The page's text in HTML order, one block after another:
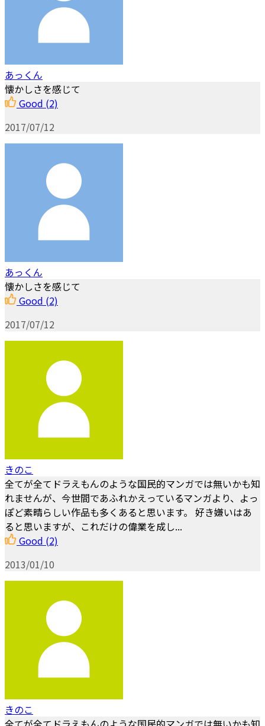
あっくん
懐かしさを感じて
Good (2)
2017/07/12
あっくん
懐かしさを感じて
Good (2)
2017/07/12
きのこ
全てが全てドラえもんのような国民的マンガでは無いかも知
れませんが、今世間であふれかえっているマンガより、よっ
ぽど素晴らしい作品も多くあると思います。 好き嫌いはあ
ると思いますが、これだけの偉業を成し...
Good (2)
2013/01/10
きのこ